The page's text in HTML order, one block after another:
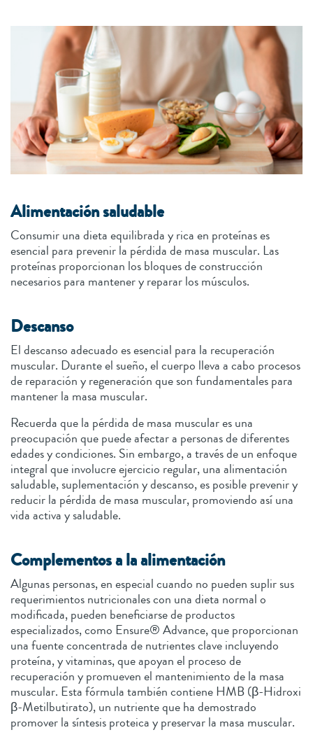
Alimentación saludable
Consumir una dieta equilibrada y rica en proteínas es
esencial para prevenir la pérdida de masa muscular. Las
proteínas proporcionan los bloques de construcción
necesarios para mantener y reparar los músculos.
Descanso
El descanso adecuado es esencial para la recuperación
muscular. Durante el sueño, el cuerpo lleva a cabo procesos
de reparación y regeneración que son fundamentales para
mantener la masa muscular.
Recuerda que la pérdida de masa muscular es una
preocupación que puede afectar a personas de diferentes
edades y condiciones. Sin embargo, a través de un enfoque
integral que involucre ejercicio regular, una alimentación
saludable, suplementación y descanso, es posible prevenir y
reducir la pérdida de masa muscular, promoviendo así una
vida activa y saludable.
Complementos a la alimentación
Algunas personas, en especial cuando no pueden suplir sus
requerimientos nutricionales con una dieta normal o
modificada, pueden beneficiarse de productos
especializados, como Ensure® Advance, que proporcionan
una fuente concentrada de nutrientes clave incluyendo
proteína, y vitaminas, que apoyan el proceso de
recuperación y promueven el mantenimiento de la masa
muscular. Esta fórmula también contiene HMB (β-Hidroxi
β-Metilbutirato), un nutriente que ha demostrado
promover la síntesis proteica y preservar la masa muscular.